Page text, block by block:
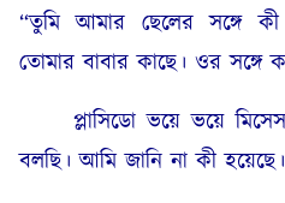
“তুমি আমার ছেলের সঙ্গে
তোমার বাবার কাছে। ওর সঙ্গে
প্লাসিডো ভয়ে ভয়ে মিসেস
বলছি। আমি জানি না কী